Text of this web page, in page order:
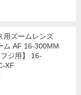
用ズームレンズ
ム AF 16-300MM
ジ用】 16-
XF